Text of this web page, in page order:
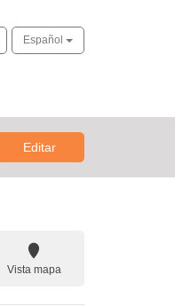
AccesoEspañol
Editar
Vista mapa